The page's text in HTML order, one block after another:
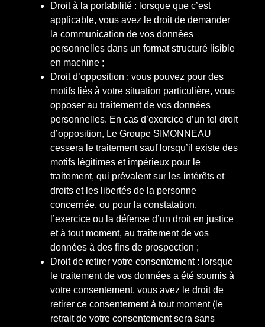
Droit à la portabilité : lorsque que c’est
applicable, vous avez le droit de demander
la communication de vos données
personnelles dans un format structuré lisible
en machine ;
Droit d’opposition : vous pouvez pour des
motifs liés à votre situation particulière, vous
opposer au traitement de vos données
personnelles. En cas d’exercice d’un tel droit
d’opposition, Le Groupe SIMONNEAU
cessera le traitement sauf lorsqu’il existe des
motifs légitimes et impérieux pour le
traitement, qui prévalent sur les intérêts et
droits et les libertés de la personne
concernée, ou pour la constatation,
l’exercice ou la défense d’un droit en justice
et à tout moment, au traitement de vos
données à des fins de prospection ;
Droit de retirer votre consentement : lorsque
le traitement de vos données a été soumis à
votre consentement, vous avez le droit de
retirer ce consentement à tout moment (le
retrait de votre consentement sera sans